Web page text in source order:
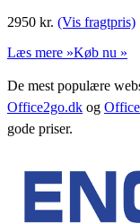
2950 kr. (Vis fragtpris)
Læs mere »Køb nu »
De mest populære
Office2go.dk og
gode priser.